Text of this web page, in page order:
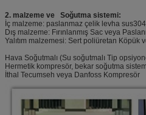
2. malzeme ve
Soğutma sistemi:
İç malzeme: paslanmaz çelik levha
Dış malzeme: Fırınlanmış Sac veya
Yalıtım malzemesi: Sert poliüretan Köpük
Hava Soğutmalı (Su soğutmalı Tip
Hermetik kompresör, bekar soğutma
İthal Tecumseh veya Danfoss Kompresör